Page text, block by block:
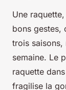
Une
bons gestes,
trois saisons,
semaine. Le
raquette
fragilise la